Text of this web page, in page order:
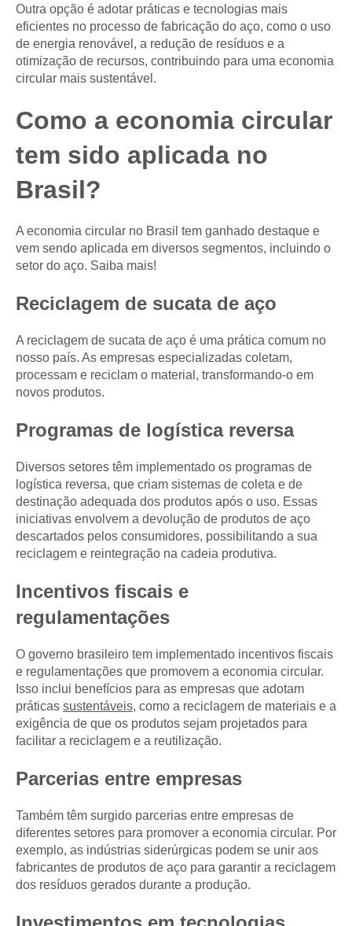
Outra opção é adotar práticas e tecnologias mais
eficientes no processo de fabricação do aço, como o uso
de energia renovável, a redução de resíduos e a
otimização de recursos, contribuindo para uma economia
circular mais sustentável.
Como a economia circular
tem sido aplicada no
Brasil?
A economia circular no Brasil tem ganhado destaque e
vem sendo aplicada em diversos segmentos, incluindo o
setor do aço. Saiba mais!
Reciclagem de sucata de aço
A reciclagem de sucata de aço é uma prática comum no
nosso país. As empresas especializadas coletam,
processam e reciclam o material, transformando-o em
novos produtos.
Programas de logística reversa
Diversos setores têm implementado os programas de
logística reversa, que criam sistemas de coleta e de
destinação adequada dos produtos após o uso. Essas
iniciativas envolvem a devolução de produtos de aço
descartados pelos consumidores, possibilitando a sua
reciclagem e reintegração na cadeia produtiva.
Incentivos fiscais e
regulamentações
O governo brasileiro tem implementado incentivos fiscais
e regulamentações que promovem a economia circular.
Isso inclui benefícios para as empresas que adotam
práticas sustentáveis, como a reciclagem de materiais e a
exigência de que os produtos sejam projetados para
facilitar a reciclagem e a reutilização.
Parcerias entre empresas
Também têm surgido parcerias entre empresas de
diferentes setores para promover a economia circular. Por
exemplo, as indústrias siderúrgicas podem se unir aos
fabricantes de produtos de aço para garantir a reciclagem
dos resíduos gerados durante a produção.